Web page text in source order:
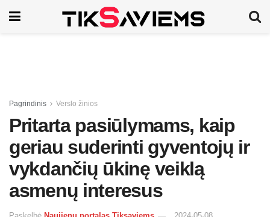
Pagrindinis Verslo žinios
Pritarta pasiūlymams, kaip
geriau suderinti gyventojų ir
vykdančių ūkinę veiklą
asmenų interesus